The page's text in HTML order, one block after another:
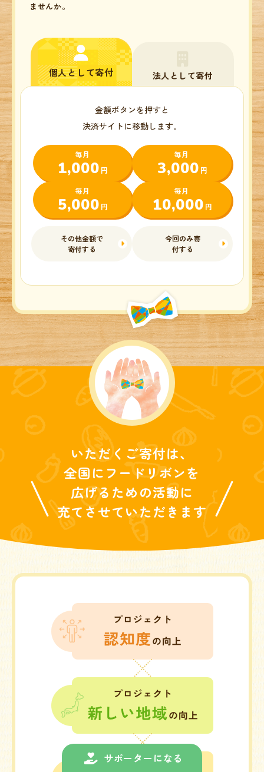
サポーターになる
ませんか。
個人として寄付 法人として寄付
金額ボタンを押すと
決済サイトに移動します。
毎月
1,000 円
毎月
3,000 円
毎月
5,000 円
毎月
10,000 円
その他金額で
寄付する
今回のみ寄
付する
いただくご寄付は、
全国にフードリボンを
広げるための活動に
充てさせていただきます